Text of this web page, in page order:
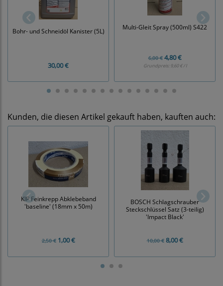
Bohr- und Schneidöl Kanister (5L)
30,00 €
Multi-Gleit Spray (500ml) S422
6,00 €4,80 €
Grundpreis:9,60 € / l
Kunden, die diesen Artikel gekauft haben, kauften auch:
KIP Feinkrepp Abklebeband
'baseline' (18mm x 50m)
2,50 €1,00 €
BOSCH Schlagschrauber
Steckschlüssel Satz (3-teilig)
'Impact Black'
10,00 €8,00 €